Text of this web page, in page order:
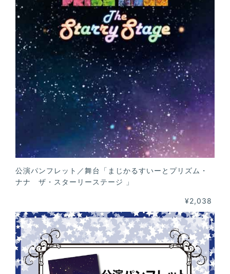
公演パンフレット／舞台「まじかるすいーとプリズム・
ナナ ザ・スターリーステージ 」
¥2,038